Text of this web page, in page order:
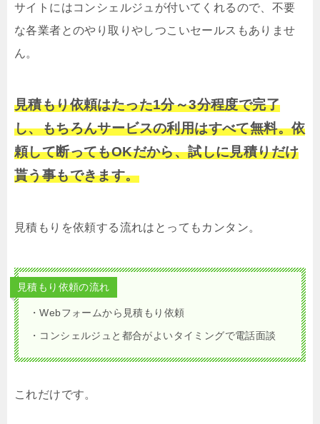
サイトにはコンシェルジュが付いてくれるので、不要
な各業者とのやり取りやしつこいセールスもありませ
ん。
見積もり依頼はたった1分～3分程度で完了
し、もちろんサービスの利用はすべて無料。依
頼して断ってもOKだから、試しに見積りだけ
貰う事もできます。
見積もりを依頼する流れはとってもカンタン。
見積もり依頼の流れ
・Webフォームから見積もり依頼
・コンシェルジュと都合がよいタイミングで電話面談
これだけです。